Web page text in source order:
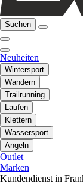
Suchen
Neuheiten
Wintersport
Wandern
Trailrunning
Laufen
Klettern
Wassersport
Angeln
Outlet
Marken
Kundendienst in